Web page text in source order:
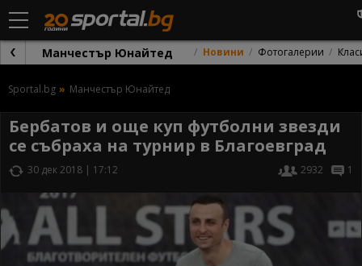
Манчестър Юнайтед Новини Фотогалерии
Sportal.bg Манчестър Юнайтед
Бербатов и още куп футболни звезди
се събраха на турнир в Благоевград
30 дек 2018 | 17:12 2932 1